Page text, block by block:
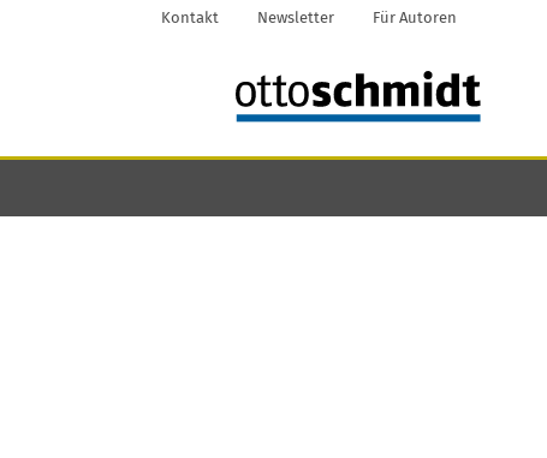
Kontakt Newsletter Für Autoren